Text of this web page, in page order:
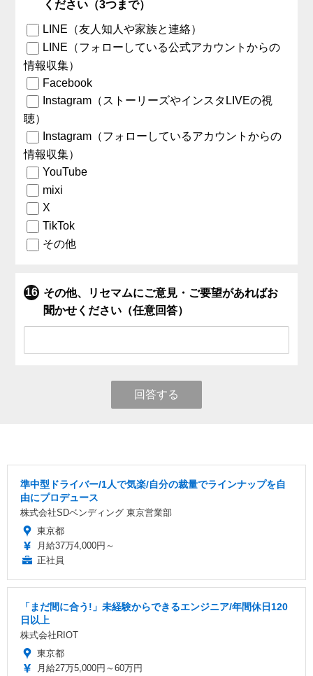
ください（3つまで）
LINE（友人知人や家族と連絡）
LINE（フォローしている公式アカウントからの
情報収集）
Facebook
Instagram（ストーリーズやインスタLIVEの視
聴）
Instagram（フォローしているアカウントからの
情報収集）
YouTube
mixi
X
TikTok
その他
その他、リセマムにご意見・ご要望があればお
聞かせください（任意回答）
回答する
準中型ドライバー/1人で気楽/自分の裁量でラインナップを自
由にプロデュース
株式会社SDベンディング 東京営業部
東京都
月給37万4,000円～
正社員
「まだ間に合う!」未経験からできるエンジニア/年間休日120
日以上
株式会社RIOT
東京都
月給27万5,000円～60万円